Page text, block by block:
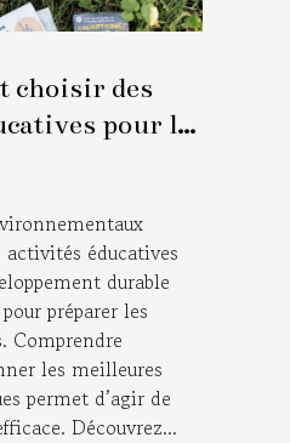
choisir des
pour le
durable ?
éducatives
durable
préparer les
Comprendre
les meilleures
permet d’agir de
Découvrez...